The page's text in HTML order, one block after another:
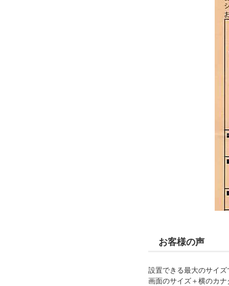
お客様の声
設置できる最大のサイ
画面のサイズ＋横のカ